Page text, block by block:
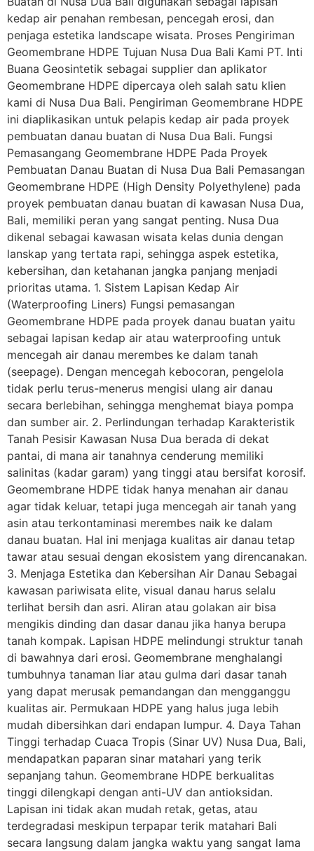
kedap air penahan rembesan, pencegah erosi, dan
penjaga estetika landscape wisata. Proses Pengiriman
Geomembrane HDPE Tujuan Nusa Dua Bali Kami PT. Inti
Buana Geosintetik sebagai supplier dan aplikator
Geomembrane HDPE dipercaya oleh salah satu klien
kami di Nusa Dua Bali. Pengiriman Geomembrane HDPE
ini diaplikasikan untuk pelapis kedap air pada proyek
pembuatan danau buatan di Nusa Dua Bali. Fungsi
Pemasangang Geomembrane HDPE Pada Proyek
Pembuatan Danau Buatan di Nusa Dua Bali Pemasangan
Geomembrane HDPE (High Density Polyethylene) pada
proyek pembuatan danau buatan di kawasan Nusa Dua,
Bali, memiliki peran yang sangat penting. Nusa Dua
dikenal sebagai kawasan wisata kelas dunia dengan
lanskap yang tertata rapi, sehingga aspek estetika,
kebersihan, dan ketahanan jangka panjang menjadi
prioritas utama. 1. Sistem Lapisan Kedap Air
(Waterproofing Liners) Fungsi pemasangan
Geomembrane HDPE pada proyek danau buatan yaitu
sebagai lapisan kedap air atau waterproofing untuk
mencegah air danau merembes ke dalam tanah
(seepage). Dengan mencegah kebocoran, pengelola
tidak perlu terus-menerus mengisi ulang air danau
secara berlebihan, sehingga menghemat biaya pompa
dan sumber air. 2. Perlindungan terhadap Karakteristik
Tanah Pesisir Kawasan Nusa Dua berada di dekat
pantai, di mana air tanahnya cenderung memiliki
salinitas (kadar garam) yang tinggi atau bersifat korosif.
Geomembrane HDPE tidak hanya menahan air danau
agar tidak keluar, tetapi juga mencegah air tanah yang
asin atau terkontaminasi merembes naik ke dalam
danau buatan. Hal ini menjaga kualitas air danau tetap
tawar atau sesuai dengan ekosistem yang direncanakan.
3. Menjaga Estetika dan Kebersihan Air Danau Sebagai
kawasan pariwisata elite, visual danau harus selalu
terlihat bersih dan asri. Aliran atau golakan air bisa
mengikis dinding dan dasar danau jika hanya berupa
tanah kompak. Lapisan HDPE melindungi struktur tanah
di bawahnya dari erosi. Geomembrane menghalangi
tumbuhnya tanaman liar atau gulma dari dasar tanah
yang dapat merusak pemandangan dan mengganggu
kualitas air. Permukaan HDPE yang halus juga lebih
mudah dibersihkan dari endapan lumpur. 4. Daya Tahan
Tinggi terhadap Cuaca Tropis (Sinar UV) Nusa Dua, Bali,
mendapatkan paparan sinar matahari yang terik
sepanjang tahun. Geomembrane HDPE berkualitas
tinggi dilengkapi dengan anti-UV dan antioksidan.
Lapisan ini tidak akan mudah retak, getas, atau
terdegradasi meskipun terpapar terik matahari Bali
secara langsung dalam jangka waktu yang sangat lama